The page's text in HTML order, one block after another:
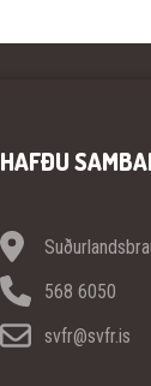
HAFÐU
568 6050
svfr@svfr.is